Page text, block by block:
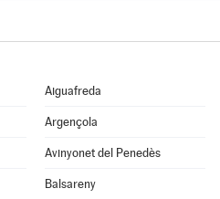
Aiguafreda
Argençola
Avinyonet del Penedès
Balsareny